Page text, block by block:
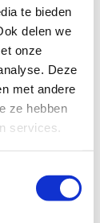
te bieden
delen we
onze
Deze
met andere
ze hebben
services.
geven, juist
ervaren
bij jou en bij de
uit je je
manier.
door